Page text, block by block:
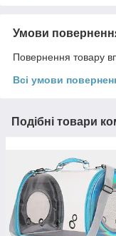
Умови
Повернення товару
Всі умови
Подібні товари